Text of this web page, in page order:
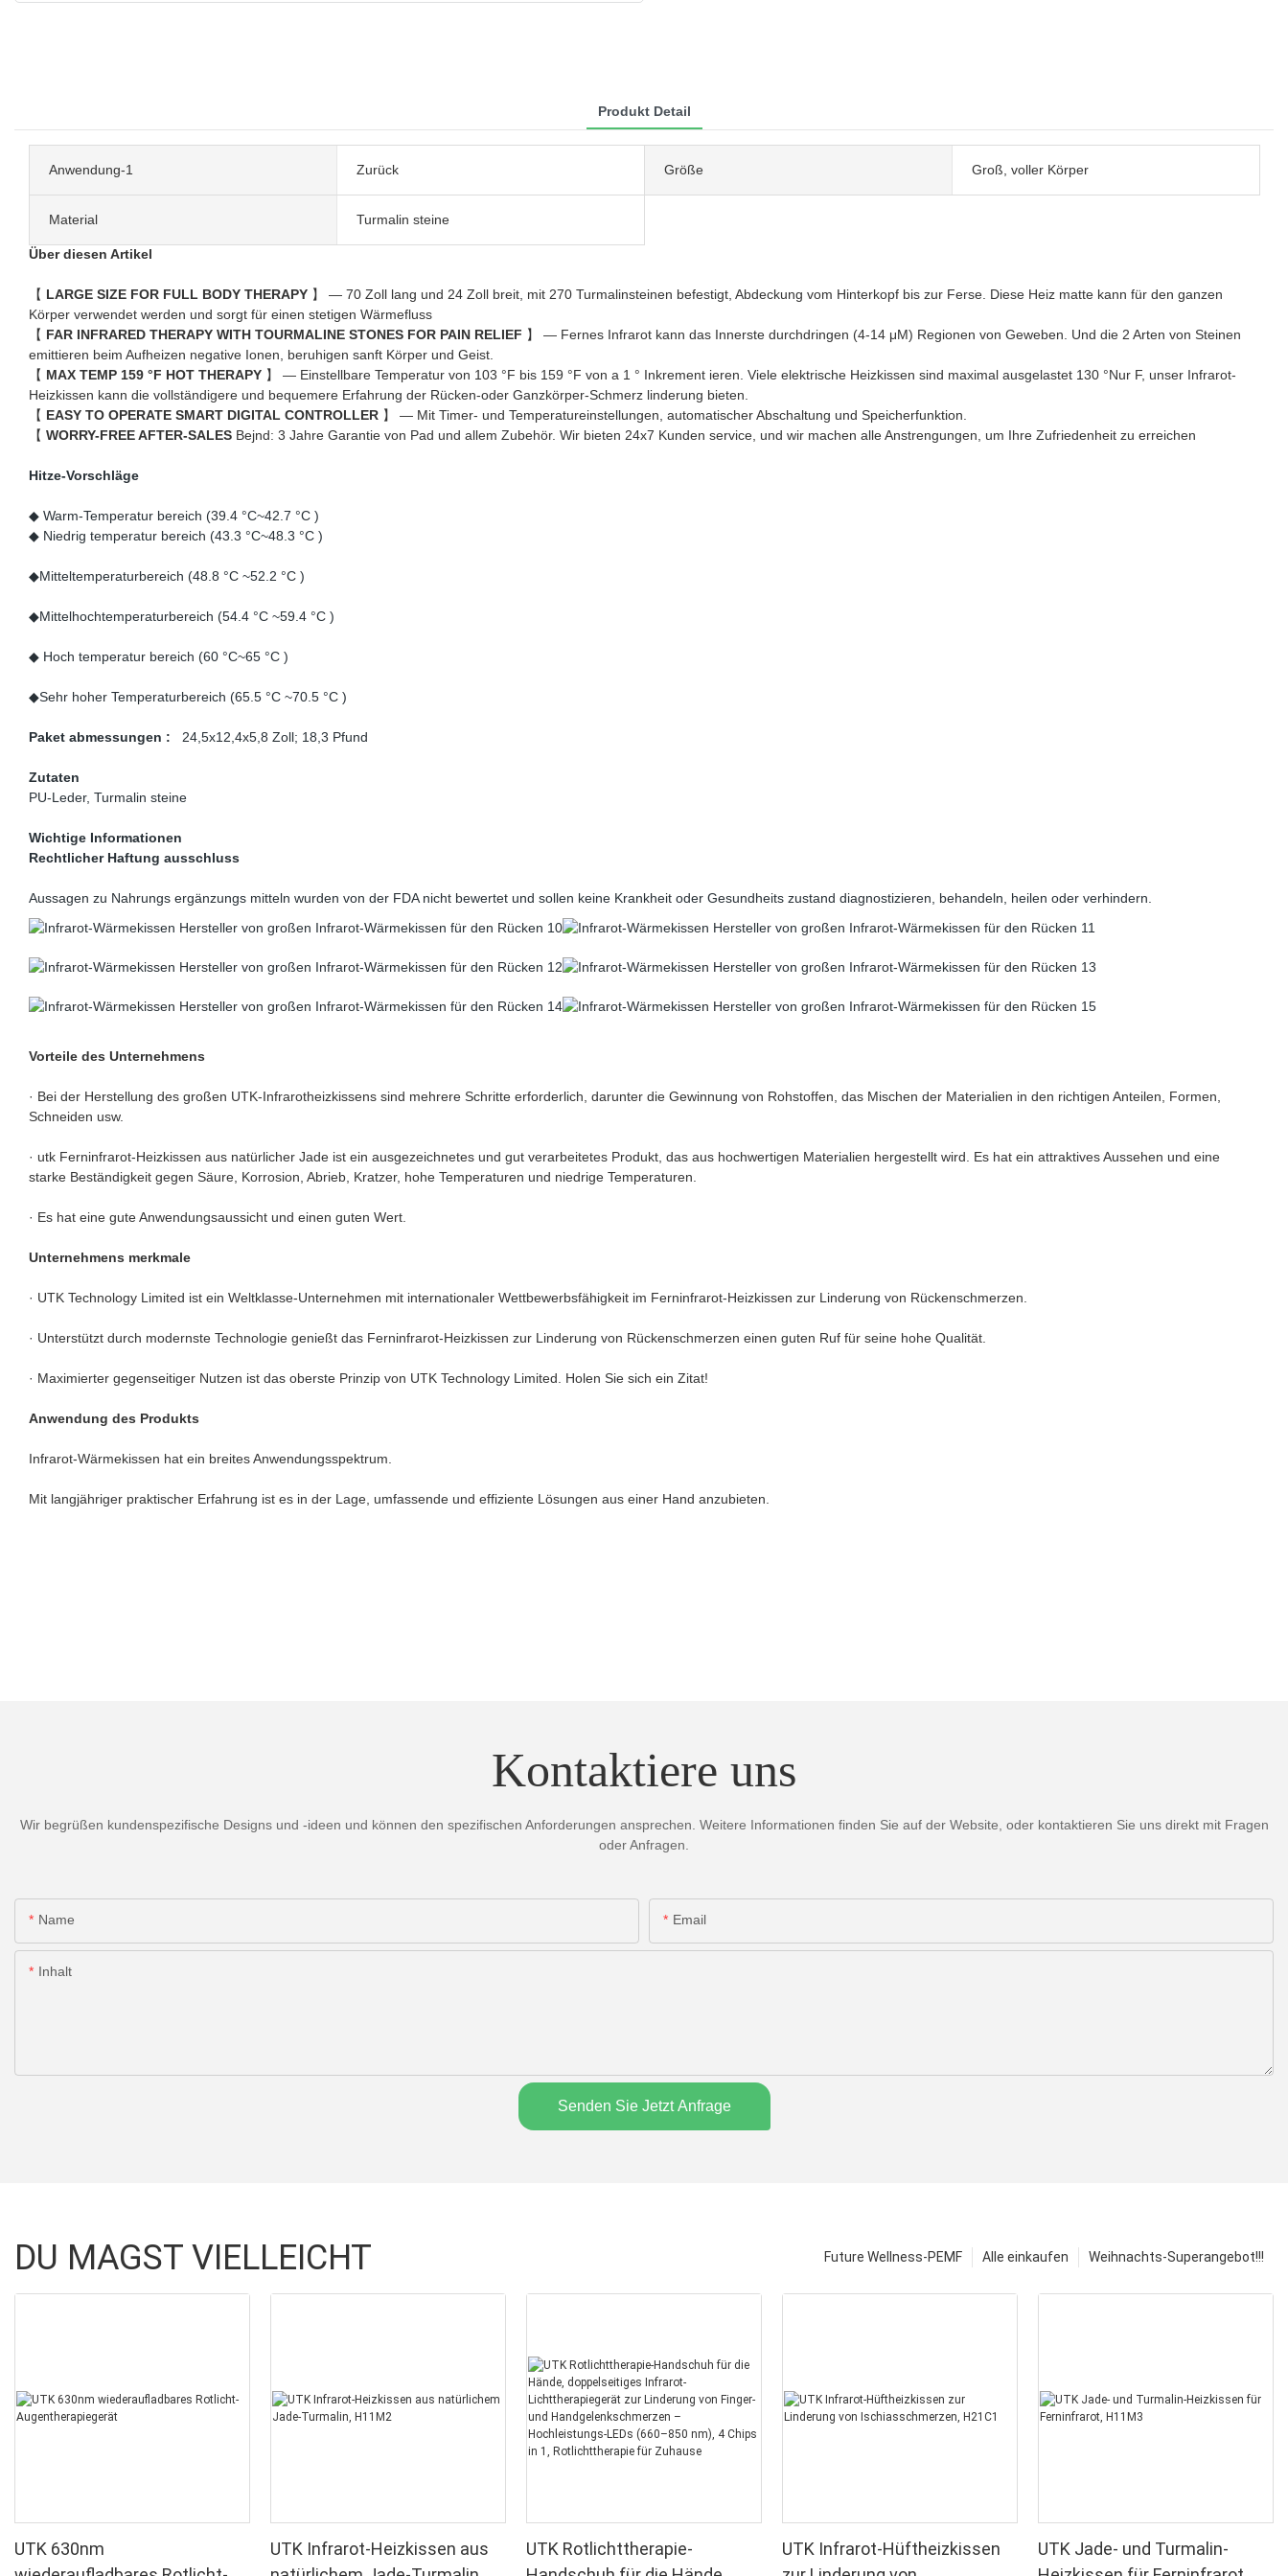
Produkt Detail
Anwendung-1 Zurück Größe Groß, voller Körper
Material Turmalin steine
Über diesen Artikel
【 LARGE SIZE FOR FULL BODY THERAPY 】 — 70 Zoll lang und 24 Zoll breit, mit 270 Turmalinsteinen befestigt, Abdeckung vom Hinterkopf bis zur Ferse. Diese Heiz matte kann für den ganzen
Körper verwendet werden und sorgt für einen stetigen Wärmefluss
【 FAR INFRARED THERAPY WITH TOURMALINE STONES FOR PAIN RELIEF 】 — Fernes Infrarot kann das Innerste durchdringen (4-14 μM) Regionen von Geweben. Und die 2 Arten von Steinen
emittieren beim Aufheizen negative Ionen, beruhigen sanft Körper und Geist.
【 MAX TEMP 159 °F HOT THERAPY 】 — Einstellbare Temperatur von 103 °F bis 159 °F von a 1 ° Inkrement ieren. Viele elektrische Heizkissen sind maximal ausgelastet 130 °Nur F, unser Infrarot-
Heizkissen kann die vollständigere und bequemere Erfahrung der Rücken-oder Ganzkörper-Schmerz linderung bieten.
【 EASY TO OPERATE SMART DIGITAL CONTROLLER 】 — Mit Timer- und Temperatureinstellungen, automatischer Abschaltung und Speicherfunktion.
【 WORRY-FREE AFTER-SALES Bejnd: 3 Jahre Garantie von Pad und allem Zubehör. Wir bieten 24x7 Kunden service, und wir machen alle Anstrengungen, um Ihre Zufriedenheit zu erreichen
Hitze-Vorschläge
◆ Warm-Temperatur bereich (39.4 °C~42.7 °C )
◆ Niedrig temperatur bereich (43.3 °C~48.3 °C )
◆Mitteltemperaturbereich (48.8 °C ~52.2 °C )
◆Mittelhochtemperaturbereich (54.4 °C ~59.4 °C )
◆ Hoch temperatur bereich (60 °C~65 °C )
◆Sehr hoher Temperaturbereich (65.5 °C ~70.5 °C )
Paket abmessungen : 24,5x12,4x5,8 Zoll; 18,3 Pfund
Zutaten
PU-Leder, Turmalin steine
Wichtige Informationen
Rechtlicher Haftung ausschluss
Aussagen zu Nahrungs ergänzungs mitteln wurden von der FDA nicht bewertet und sollen keine Krankheit oder Gesundheits zustand diagnostizieren, behandeln, heilen oder verhindern.
Vorteile des Unternehmens
· Bei der Herstellung des großen UTK-Infrarotheizkissens sind mehrere Schritte erforderlich, darunter die Gewinnung von Rohstoffen, das Mischen der Materialien in den richtigen Anteilen, Formen,
Schneiden usw.
· utk Ferninfrarot-Heizkissen aus natürlicher Jade ist ein ausgezeichnetes und gut verarbeitetes Produkt, das aus hochwertigen Materialien hergestellt wird. Es hat ein attraktives Aussehen und eine
starke Beständigkeit gegen Säure, Korrosion, Abrieb, Kratzer, hohe Temperaturen und niedrige Temperaturen.
· Es hat eine gute Anwendungsaussicht und einen guten Wert.
Unternehmens merkmale
· UTK Technology Limited ist ein Weltklasse-Unternehmen mit internationaler Wettbewerbsfähigkeit im Ferninfrarot-Heizkissen zur Linderung von Rückenschmerzen.
· Unterstützt durch modernste Technologie genießt das Ferninfrarot-Heizkissen zur Linderung von Rückenschmerzen einen guten Ruf für seine hohe Qualität.
· Maximierter gegenseitiger Nutzen ist das oberste Prinzip von UTK Technology Limited. Holen Sie sich ein Zitat!
Anwendung des Produkts
Infrarot-Wärmekissen hat ein breites Anwendungsspektrum.
Mit langjähriger praktischer Erfahrung ist es in der Lage, umfassende und effiziente Lösungen aus einer Hand anzubieten.
Kontaktiere uns
Wir begrüßen kundenspezifische Designs und -ideen und können den spezifischen Anforderungen ansprechen. Weitere Informationen finden Sie auf der Website, oder kontaktieren Sie uns direkt mit Fragen
oder Anfragen.
Name Email
Inhalt
Senden Sie Jetzt Anfrage
DU MAGST VIELLEICHT Weihnachts-Superangebot!!!
Alle einkaufen
Future Wellness-PEMF
UTK 630nm
UTK Infrarot-Heizkissen aus
UTK Rotlichttherapie-
UTK Infrarot-Hüftheizkissen
UTK Jade- und Turmalin-